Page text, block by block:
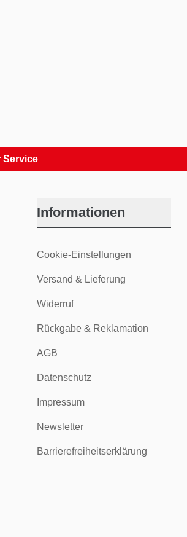
Informationen
Cookie-Einstellungen
Versand & Lieferung
Widerruf
Rückgabe & Reklamation
AGB
Datenschutz
Impressum
Newsletter
Barrierefreiheitserklärung